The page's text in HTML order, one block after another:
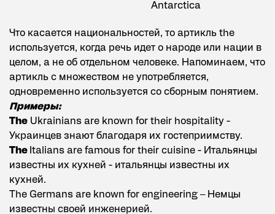
Antarctica
Что касается национальностей, то артикль the
используется, когда речь идет о народе или нации в
целом, а не об отдельном человеке. Напоминаем, что
артикль с множеством не употребляется,
одновременно используется со сборным понятием.
Примеры:
The Ukrainians are known for their hospitality -
Украинцев знают благодаря их гостеприимству.
The Italians are famous for their cuisine - Итальянцы
известны их кухней - итальянцы известны их
кухней.
The Germans are known for engineering – Немцы
известны своей инженерией.